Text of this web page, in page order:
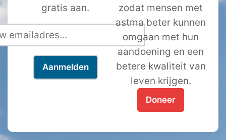
gratis aan.
zodat mensen met
astma beter kunnen
omgaan met hun
aandoening en een
betere kwaliteit van
leven krijgen.
Doneer